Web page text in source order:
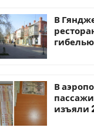
В
В
изъяли